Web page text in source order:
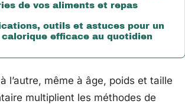
de vos aliments et repas
outils et astuces pour un
efficace au quotidien
l’autre, même à âge, poids et taille
multiplient les méthodes de